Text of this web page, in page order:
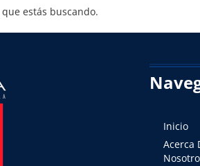
estás buscando.
Inicio
Acerca